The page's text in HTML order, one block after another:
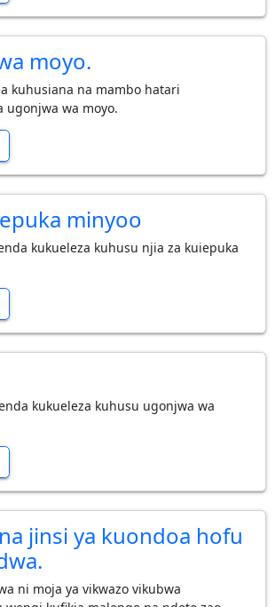
moyo.
kuhusiana na mambo hatari
ugonjwa wa moyo.
minyoo
kukueleza kuhusu njia za kuiepuka
kukueleza kuhusu ugonjwa wa
jinsi ya kuondoa hofu
ni moja ya vikwazo vikubwa